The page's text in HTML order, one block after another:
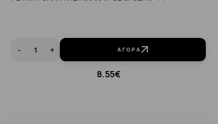
- + ΑΓΟΡΆ
8.55€